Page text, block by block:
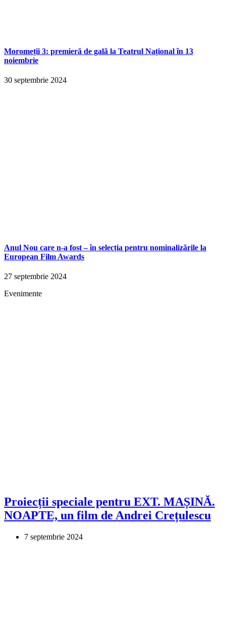
Moromeții 3: premieră de gală la Teatrul Național în 13
noiembrie
30 septembrie 2024
Anul Nou care n-a fost – în selecția pentru nominalizările la
European Film Awards
27 septembrie 2024
Evenimente
Proiecții speciale pentru EXT. MAȘINĂ.
NOAPTE, un film de Andrei Crețulescu
7 septembrie 2024